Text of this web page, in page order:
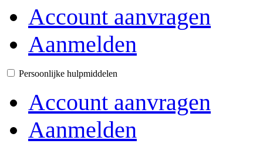
Account aanvragen
Aanmelden
Persoonlijke hulpmiddelen
Account aanvragen
Aanmelden